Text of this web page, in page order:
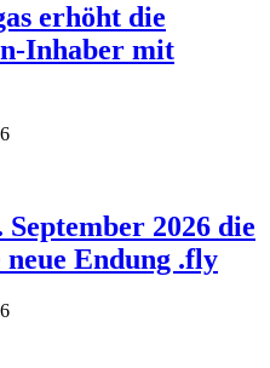
erhöht die
Inhaber mit
2026 die
neue Endung .fly